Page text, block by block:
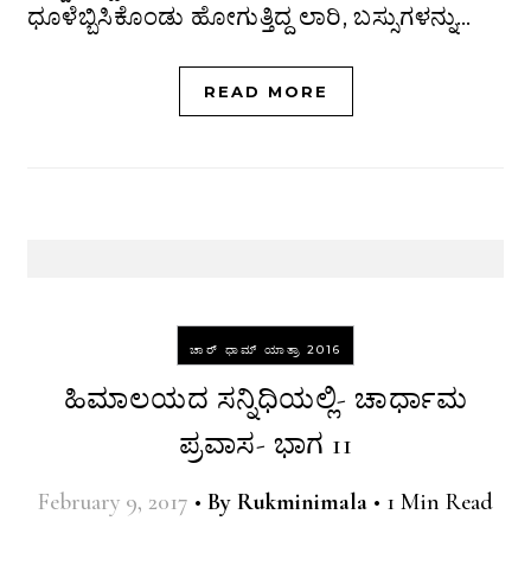
ಧೂಳೆಬ್ಬಿಸಿಕೊಂಡು ಹೋಗುತ್ತಿದ್ದ ಲಾರಿ, ಬಸ್ಸುಗಳನ್ನು…
READ MORE
ಚಾರ್ ಧಾಮ್ ಯಾತ್ರಾ 2016
ಹಿಮಾಲಯದ ಸನ್ನಿಧಿಯಲ್ಲಿ- ಚಾರ್ಧಾಮ
ಪ್ರವಾಸ- ಭಾಗ 11
February 9, 2017 • By Rukminimala • 1 Min Read